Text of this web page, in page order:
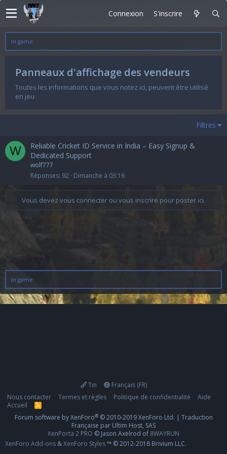
Connexion S'inscrire
In game
Panneaux d'affichage des vendeurs
Toutes les informations que vous notez ici, peuvent être utilisé
en jeu
Filtres
W
Reliable Cricket ID Service in India – Easy Signup &
Dedicated Support
wolf777
Réponses 92 Dimanche à 03:16
Vous devez vous connecter ou vous inscrire pour poster ici.
In game
Tin
Français (FR)
Nous contacter
Termes et règles Politique de confidentialité
Aide
Accueil
R
S
S
Forum software by XenForo® © 2010-2019 XenForo Ltd. | Traduction
Française par Ultim Host, SAS
XenPorta 2 PRO © Jason Axelrod of 8WAYRUN
XenForo Add-ons &XenForo Styles™ © 2012-2018 Brivium LLC.